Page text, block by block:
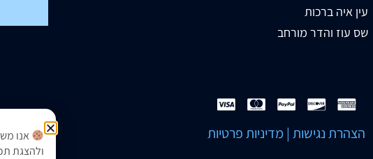
עין איה ברכות
שס עוז והדר מורחב
הצהרת נגישות | מדיניות פרטיות
ולהצגת